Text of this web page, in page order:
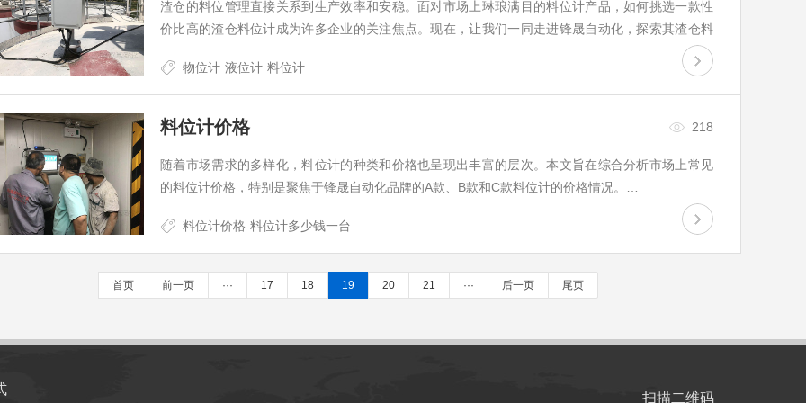
渣仓的料位管理直接关系到生产效率和安稳。面对市场上琳琅满目的料位计产品，如何挑选一款性
价比高的渣仓料位计成为许多企业的关注焦点。现在，让我们一同走进锋晟自动化，探索其渣仓料
物位计 液位计 料位计
料位计价格 218
随着市场需求的多样化，料位计的种类和价格也呈现出丰富的层次。本文旨在综合分析市场上常见
的料位计价格，特别是聚焦于锋晟自动化品牌的A款、B款和C款料位计的价格情况。…
料位计价格 料位计多少钱一台
首页 前一页 ··· 17 18 19 20 21 ··· 后一页 尾页
扫描二维码